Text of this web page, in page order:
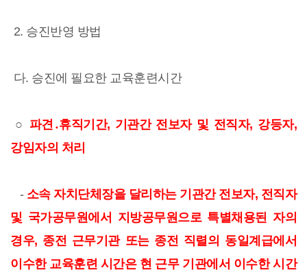
2. 승진반영 방법
다. 승진에 필요한 교육훈련시간
○ 파견․휴직기간, 기관간 전보자 및 전직자, 강등자,
강임자의 처리
- 소속 자치단체장을 달리하는 기관간 전보자, 전직자
및 국가공무원에서 지방공무원으로 특별채용된 자의
경우, 종전 근무기관 또는 종전 직렬의 동일계급에서
이수한 교육훈련 시간은 현 근무 기관에서 이수한 시간